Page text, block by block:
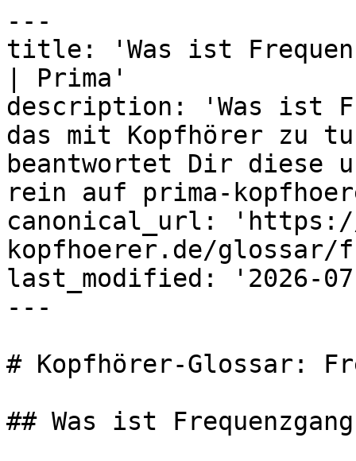
---
title: 'Was ist
| Prima'
description: 'Was ist
das mit Kopfhörer zu
beantwortet Dir diese
rein auf prima-
canonical_url: 'https://
kopfhoerer.de/glossar/
last_modified: '2026-
---
# Kopfhörer-Glossar:
## Was ist